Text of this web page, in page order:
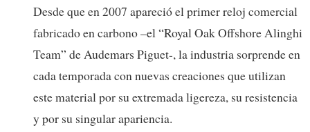
Desde que en 2007 apareció el primer reloj comercial
fabricado en carbono –el “Royal Oak Offshore Alinghi
Team” de Audemars Piguet-, la industria sorprende en
cada temporada con nuevas creaciones que utilizan
este material por su extremada ligereza, su resistencia
y por su singular apariencia.